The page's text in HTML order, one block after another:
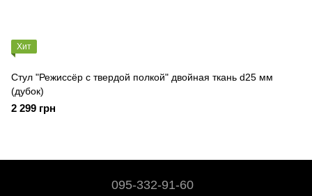
Хит
Стул "Режиссёр с твердой полкой" двойная ткань d25 мм
(дубок)
2 299 грн
095-332-91-60